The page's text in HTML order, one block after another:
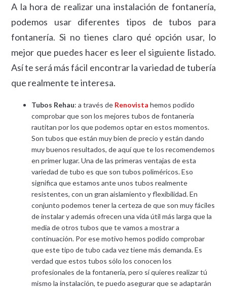
A la hora de realizar una instalación de fontanería,
podemos usar diferentes tipos de tubos para
fontanería. Si no tienes claro qué opción usar, lo
mejor que puedes hacer es leer el siguiente listado.
Así te será más fácil encontrar la variedad de tubería
que realmente te interesa.
Tubos Rehau: a través de Renovista hemos podido
comprobar que son los mejores tubos de fontanería
rautitan por los que podemos optar en estos momentos.
Son tubos que están muy bien de precio y están dando
muy buenos resultados, de aquí que te los recomendemos
en primer lugar. Una de las primeras ventajas de esta
variedad de tubo es que son tubos poliméricos. Eso
significa que estamos ante unos tubos realmente
resistentes, con un gran aislamiento y flexibilidad. En
conjunto podemos tener la certeza de que son muy fáciles
de instalar y además ofrecen una vida útil más larga que la
media de otros tubos que te vamos a mostrar a
continuación. Por ese motivo hemos podido comprobar
que este tipo de tubo cada vez tiene más demanda. Es
verdad que estos tubos sólo los conocen los
profesionales de la fontanería, pero sí quieres realizar tú
mismo la instalación, te puedo asegurar que se adaptarán